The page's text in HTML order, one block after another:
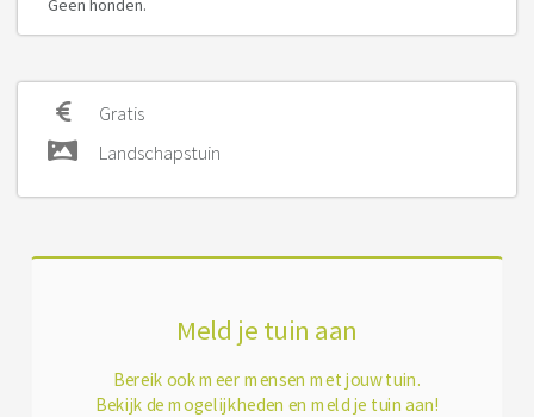
Geen honden.
Gratis
Landschapstuin
Meld je tuin aan
Bereik ook meer mensen met jouw tuin.
Bekijk de mogelijkheden en meld je tuin aan!